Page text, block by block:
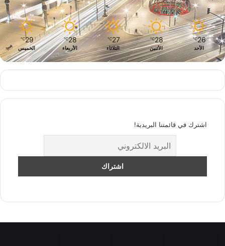
26
℃
الأحد
28
℃
الأثنين
27
℃
الثلاثاء
28
℃
الأربعاء
29
℃
الخميس
اشترك في قائمتنا البريدية!